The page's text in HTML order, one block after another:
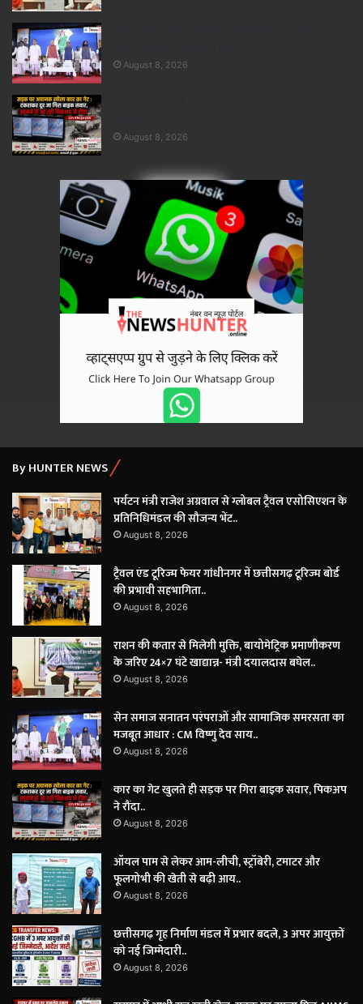
×
August 8, 2026
August 8, 2026
By HUNTER NEWS
पर्यटन मंत्री राजेश अग्रवाल से ग्लोबल ट्रैवल एसोसिएशन के
प्रतिनिधिमंडल की सौजन्य भेंट..
August 8, 2026
ट्रैवल एंड टूरिज्म फेयर गांधीनगर में छत्तीसगढ़ टूरिज्म बोर्ड
की प्रभावी सहभागिता..
August 8, 2026
राशन की कतार से मिलेगी मुक्ति, बायोमेट्रिक प्रमाणीकरण
के जरिए 24×7 घंटे खाद्यान्न- मंत्री दयालदास बघेल..
August 8, 2026
सेन समाज सनातन परंपराओं और सामाजिक समरसता का
मजबूत आधार : CM विष्णु देव साय..
August 8, 2026
कार का गेट खुलते ही सड़क पर गिरा बाइक सवार, पिकअप
ने रौंदा..
August 8, 2026
ऑयल पाम से लेकर आम-लीची, स्ट्रॉबेरी, टमाटर और
फूलगोभी की खेती से बढ़ी आय..
August 8, 2026
छत्तीसगढ़ गृह निर्माण मंडल में प्रभार बदले, 3 अपर आयुक्तों
को नई जिम्मेदारी..
August 8, 2026